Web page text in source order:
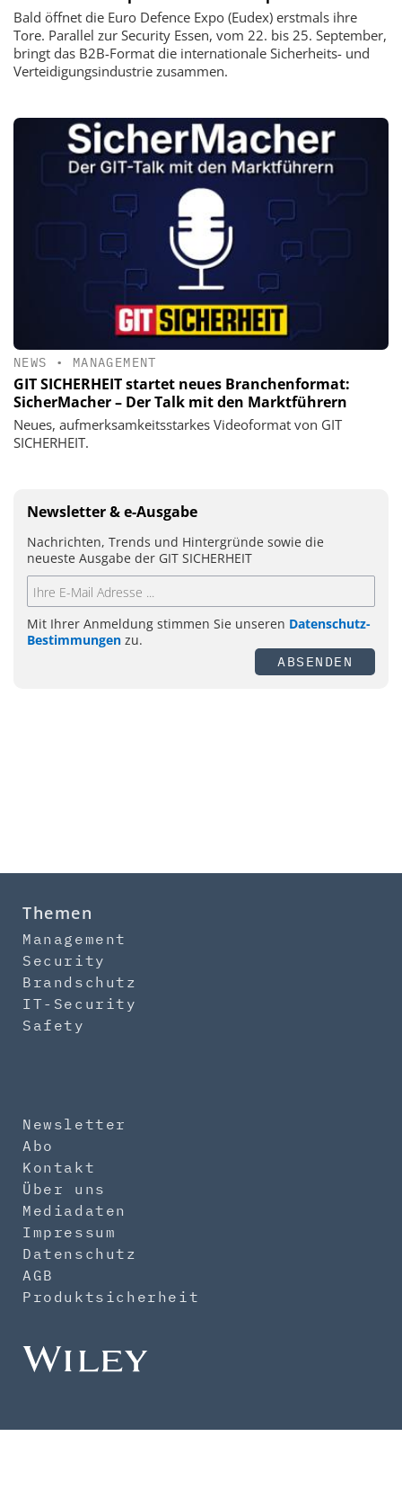
Bald öffnet die Euro Defence Expo (Eudex) erstmals ihre
Tore. Parallel zur Security Essen, vom 22. bis 25. September,
bringt das B2B-Format die internationale Sicherheits- und
Verteidigungsindustrie zusammen.
NEWS • MANAGEMENT
GIT SICHERHEIT startet neues Branchenformat:
SicherMacher – Der Talk mit den Marktführern
Neues, aufmerksamkeitsstarkes Videoformat von GIT
SICHERHEIT.
Newsletter & e-Ausgabe
Nachrichten, Trends und Hintergründe sowie die
neueste Ausgabe der GIT SICHERHEIT
Mit Ihrer Anmeldung stimmen Sie unseren Datenschutz-
Bestimmungen zu.
ABSENDEN
Themen
Management
Security
Brandschutz
IT-Security
Safety
Newsletter
Abo
Kontakt
Über uns
Mediadaten
Impressum
Datenschutz
AGB
Produktsicherheit